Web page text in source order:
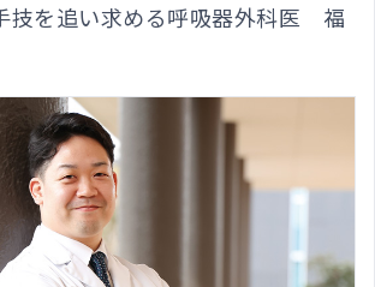
技を追い求める呼吸器外科医 福